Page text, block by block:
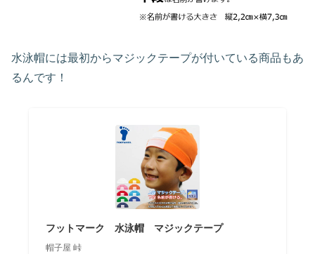
水泳帽には最初からマジックテープが付いている商品もあ
るんです！
フットマーク 水泳帽 マジックテープ
帽子屋 峠